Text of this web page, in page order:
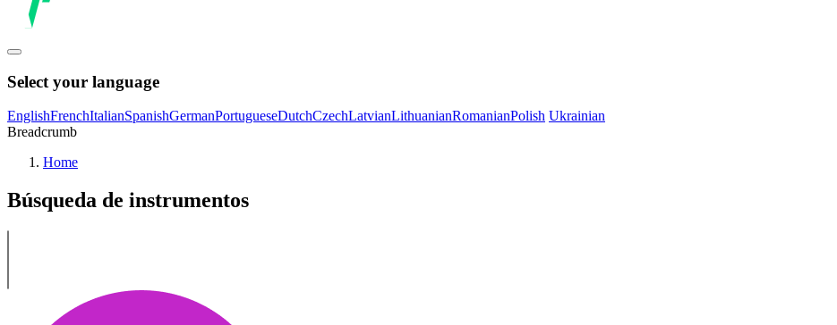
Select your language
EnglishFrenchItalianSpanishGermanPortugueseDutchCzechLatvianLithuanianRomanianPolish Ukrainian
Breadcrumb
Home
Búsqueda de instrumentos